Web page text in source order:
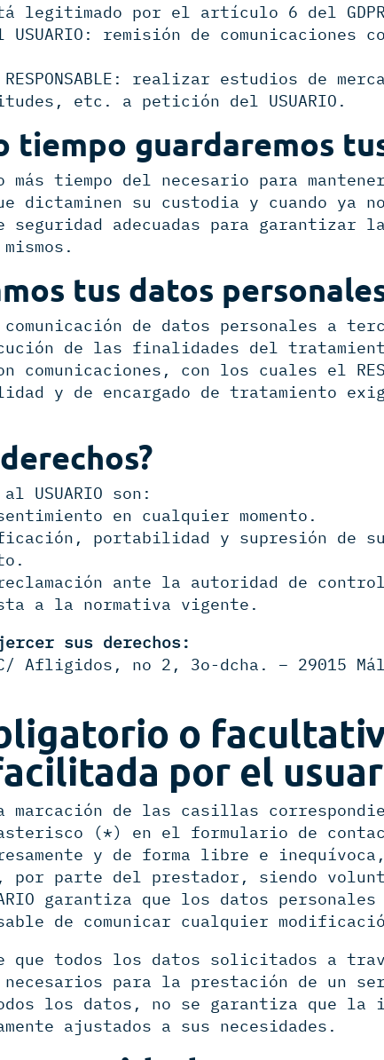
legitimado por el artículo 6 del
remisión de
realizar estudios de
etc. a petición del USUARIO.
tiempo guardaremos
más tiempo del necesario para
dictaminen su custodia y cuando ya
seguridad adecuadas para
tus datos
de datos personales a
de las finalidades del
comunicaciones, con los cuales el
y de encargado de tratamiento
USUARIO son:
en cualquier momento.
portabilidad y supresión de
ante la autoridad de
a la normativa vigente.
sus derechos:
C/ Afligidos, no 2, 3o-dcha. – 29015
o
por el
la marcación de las casillas
asterisco (*) en el formulario de
y de forma libre e
por parte del prestador, siendo
garantiza que los datos personales
de comunicar cualquier
de que todos los datos solicitados a
para la prestación de un
los datos, no se garantiza que la
ajustados a sus necesidades.